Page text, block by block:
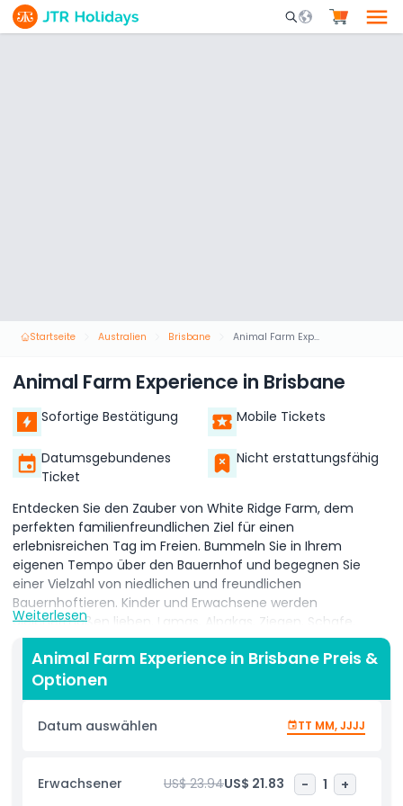
Mobile Search
Startseite Australien Brisbane Animal Farm Experience in Brisbane
Animal Farm Experience in Brisbane
Sofortige Bestätigung Mobile Tickets
Datumsgebundenes
Ticket
Nicht erstattungsfähig
Entdecken Sie den Zauber von White Ridge Farm, dem
perfekten familienfreundlichen Ziel für einen
erlebnisreichen Tag im Freien. Bummeln Sie in Ihrem
eigenen Tempo über den Bauernhof und begegnen Sie
einer Vielzahl von niedlichen und freundlichen
Bauernhoftieren. Kinder und Erwachsene werden
gleichermaßen lieben, Lamas, Alpakas, Ziegen, Schafe,
Hühner, Enten und sogar ein Kamel mit der Hand zu füttern!
Sie können auch Babe das Schwein streicheln, verspielten
Lämmern zuschauen und versuchen, an der Attrappe einer
Kuh Milch zu melken – für ein einzigartiges Bauernerlebnis.
Der Bauernhof bietet spannende Aktivitäten für alle
Altersgruppen, darunter zwei Abenteuer-Spielplätze mit
einen speziell für jüngere Kinder gestalteten Kleinkind-
Spielbereich. Steigen Sie in die charmante Traktorfahrt ein,
Weiterlesen
Animal Farm Experience in Brisbane Preis &
Optionen
Datum auswählen TT MM, JJJJ
Erwachsener US$ 23.94US$ 21.83 - 1 +